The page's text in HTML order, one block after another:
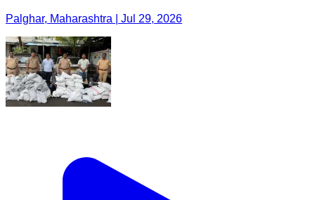
Palghar, Maharashtra | Jul 29, 2026